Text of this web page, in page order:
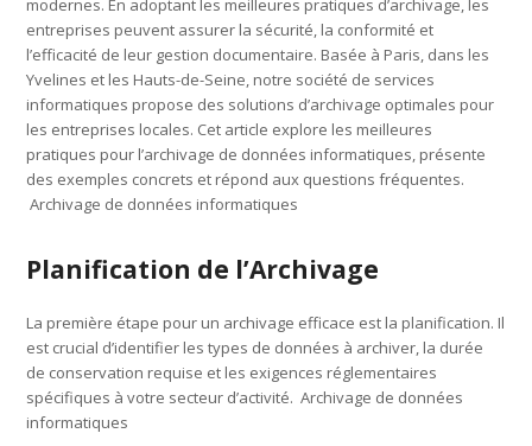
modernes. En adoptant les meilleures pratiques d’archivage, les
entreprises peuvent assurer la sécurité, la conformité et
l’efficacité de leur gestion documentaire. Basée à Paris, dans les
Yvelines et les Hauts-de-Seine, notre société de services
informatiques propose des solutions d’archivage optimales pour
les entreprises locales. Cet article explore les meilleures
pratiques pour l’archivage de données informatiques, présente
des exemples concrets et répond aux questions fréquentes.
Archivage de données informatiques
Planification de l’Archivage
La première étape pour un archivage efficace est la planification. Il
est crucial d’identifier les types de données à archiver, la durée
de conservation requise et les exigences réglementaires
spécifiques à votre secteur d’activité. Archivage de données
informatiques